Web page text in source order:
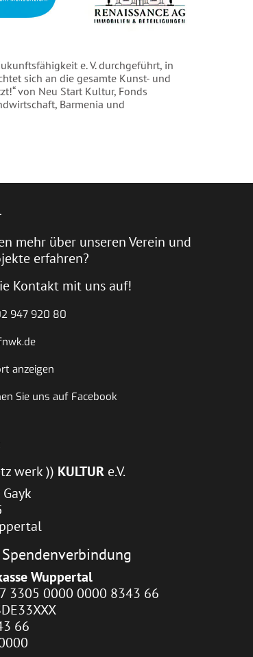
e. V. durchgeführt, in
sich an die gesamte Kunst- und
von Neu Start Kultur, Fonds
Barmenia und
mehr über unseren Verein und
erfahren?
Kontakt mit uns auf!
947 920 80
anzeigen
Sie uns auf Facebook
werk )) KULTUR e.V.
Wuppertal
3305 0000 0000 8343 66
66